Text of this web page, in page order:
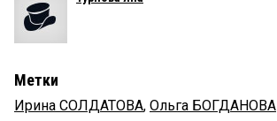
Метки
Ирина СОЛДАТОВА, Ольга БОГДАНОВА